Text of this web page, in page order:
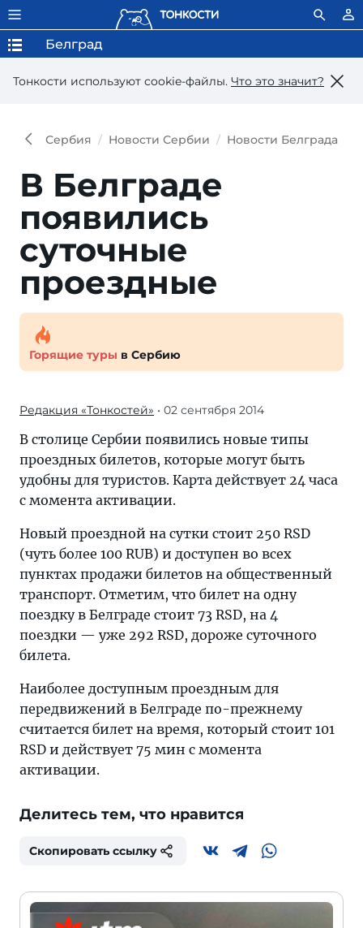
Тонкости используют сookie-файлы. Что это значит?
Белград
Сербия Новости Сербии Новости Белграда
В Белграде
появились
суточные
проездные
Горящие туры в Сербию
Редакция «Тонкостей» • 02 сентября 2014
В столице Сербии появились новые типы
проездных билетов, которые могут быть
удобны для туристов. Карта действует 24 часа
с момента активации.
Новый проездной на сутки стоит 250 RSD
(чуть более 100 RUB) и доступен во всех
пунктах продажи билетов на общественный
транспорт. Отметим, что билет на одну
поездку в Белграде стоит 73 RSD, на 4
поездки — уже 292 RSD, дороже суточного
билета.
Наиболее доступным проездным для
передвижений в Белграде по-прежнему
считается билет на время, который стоит 101
RSD и действует 75 мин с момента
активации.
Делитесь тем, что нравится
Скопировать ссылку